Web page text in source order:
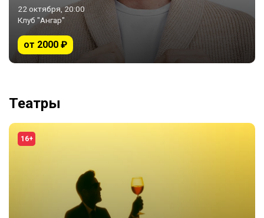
22 октября, 20:00
Клуб "Ангар"
от 2000 ₽
Театры
16+